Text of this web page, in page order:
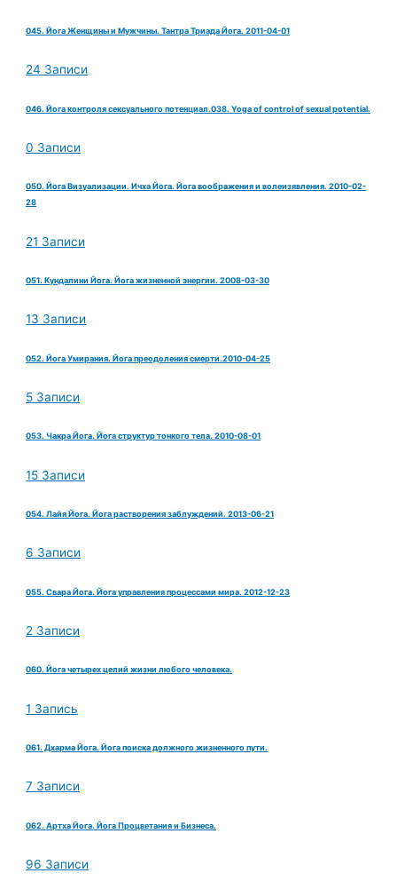
045. Йога Женщины и Мужчины. Тантра Триада Йога. 2011-04-01
24 Записи
046. Йога контроля сексуального потенциал.038. Yoga of control of sexual potential.
0 Записи
050. Йога Визуализации. Ичха Йога. Йога воображения и волеизявления. 2010-02-
28
21 Записи
051. Кундалини Йога. Йога жизненной энергии. 2008-03-30
13 Записи
052. Йога Умирания. Йога преодоления смерти.2010-04-25
5 Записи
053. Чакра Йога. Йога структур тонкого тела. 2010-08-01
15 Записи
054. Лайя Йога. Йога растворения заблуждений. 2013-06-21
6 Записи
055. Свара Йога. Йога управления процессами мира. 2012-12-23
2 Записи
060. Йога четырех целий жизни любого человека.
1 Запись
061. Дхарма Йога. Йога поиска должного жизненного пути.
7 Записи
062. Артха Йога. Йога Процветания и Бизнеса.
96 Записи